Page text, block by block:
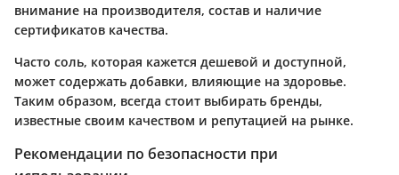
внимание на производителя, состав и наличие
сертификатов качества.
Часто соль, которая кажется дешевой и доступной,
может содержать добавки, влияющие на здоровье.
Таким образом, всегда стоит выбирать бренды,
известные своим качеством и репутацией на рынке.
Рекомендации по безопасности при